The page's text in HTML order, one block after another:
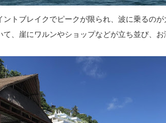
トブレイクでピークが限られ、波に乗るのが
、崖にワルンやショップなどが立ち並び、お